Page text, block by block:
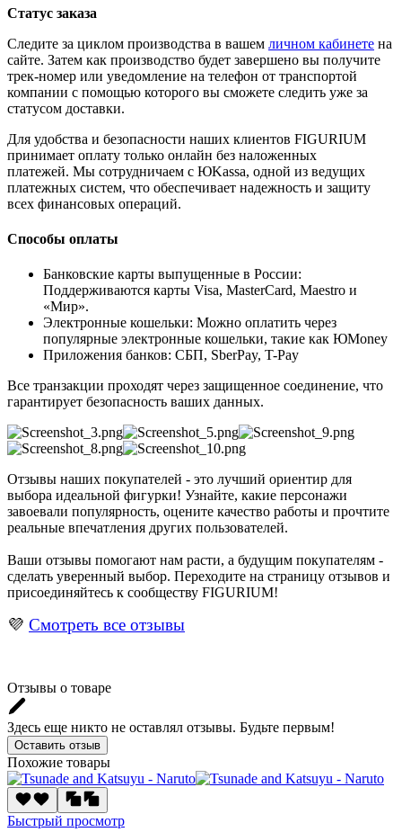
Статус заказа
Следите за циклом производства в вашем личном кабинете на
сайте. Затем как производство будет завершено вы получите
трек-номер или уведомление на телефон от транспортой
компании с помощью которого вы сможете следить уже за
статусом доставки.
Для удобства и безопасности наших клиентов FIGURIUM
принимает оплату только онлайн без наложенных
платежей. Мы сотрудничаем с ЮKassa, одной из ведущих
платежных систем, что обеспечивает надежность и защиту
всех финансовых операций.
Способы оплаты
Банковские карты выпущенные в России:
Поддерживаются карты Visa, MasterCard, Maestro и
«Мир».
Электронные кошельки: Можно оплатить через
популярные электронные кошельки, такие как ЮMoney
Приложения банков: СБП, SberPay, T-Pay
Все транзакции проходят через защищенное соединение, что
гарантирует безопасность ваших данных.
Отзывы наших покупателей - это лучший ориентир для
выбора идеальной фигурки! Узнайте, какие персонажи
завоевали популярность, оцените качество работы и прочтите
реальные впечатления других пользователей.
Ваши отзывы помогают нам расти, а будущим покупателям -
сделать уверенный выбор. Переходите на страницу отзывов и
присоединяйтесь к сообществу FIGURIUM!
💜 Смотреть все отзывы
Отзывы о товаре
Здесь еще никто не оставлял отзывы. Будьте первым!
Оставить отзыв
Похожие товары
Быстрый просмотр